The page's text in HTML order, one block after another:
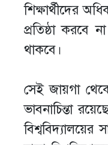
শিক্ষার্থীদের
প্রতিষ্ঠা করবে
থাকবে।
সেই জায়গা
ভাবনাচিন্তা